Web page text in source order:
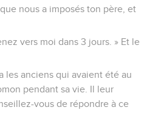
nous a imposés ton père, et
vers moi dans 3 jours. » Et le
les anciens qui avaient été au
pendant sa vie. Il leur
vous de répondre à ce